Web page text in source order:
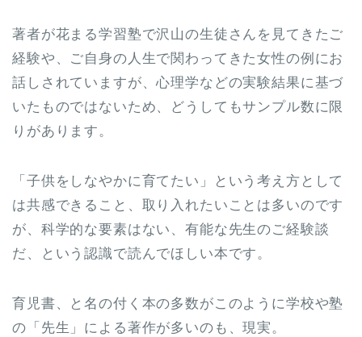
著者が花まる学習塾で沢山の生徒さんを見てきたご
経験や、ご自身の人生で関わってきた女性の例にお
話しされていますが、心理学などの実験結果に基づ
いたものではないため、どうしてもサンプル数に限
りがあります。
「子供をしなやかに育てたい」という考え方として
は共感できること、取り入れたいことは多いのです
が、科学的な要素はない、有能な先生のご経験談
だ、という認識で読んでほしい本です。
育児書、と名の付く本の多数がこのように学校や塾
の「先生」による著作が多いのも、現実。